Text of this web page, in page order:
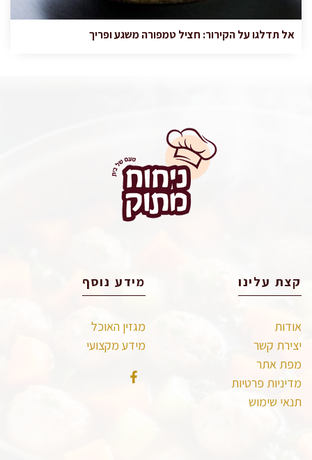
אל תדלגו על הקירור: חציל טמפורה משגע ופריך
קצת עלינו
אודות
יצירת קשר
מפת אתר
מדיניות פרטיות
תנאי שימוש
מידע נוסף
מגזין האוכל
מידע מקצועי